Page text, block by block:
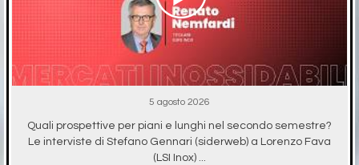
5 agosto 2026
Quali prospettive per piani e lunghi nel secondo semestre?
Le interviste di Stefano Gennari (siderweb) a Lorenzo Fava
(LSI Inox) ...